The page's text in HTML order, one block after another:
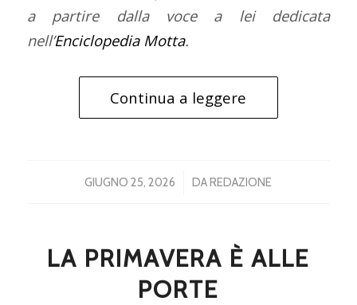
a partire dalla voce a lei dedicata
nell’Enciclopedia Motta.
Continua a leggere
GIUGNO 25, 2026
/ DAREDAZIONE
LA PRIMAVERA È ALLE
PORTE